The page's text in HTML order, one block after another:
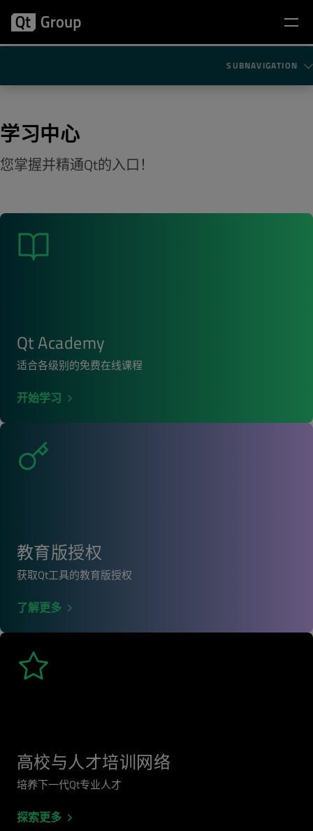
SUBNAVIGATION
学习中心
您掌握并精通Qt的入口！
Qt Academy
适合各级别的免费在线课程
开始学习
教育版授权
获取Qt工具的教育版授权
了解更多
高校与人才培训网络
培养下一代Qt专业人才
探索更多